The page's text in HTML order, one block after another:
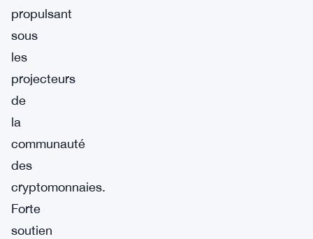
propulsant
sous
les
projecteurs
de
la
communauté
des
cryptomonnaies.
Forte
soutien